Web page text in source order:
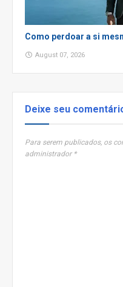
Como perdoar a si
August 07, 2026
Deixe seu
Para serem publicados, os
administrador *